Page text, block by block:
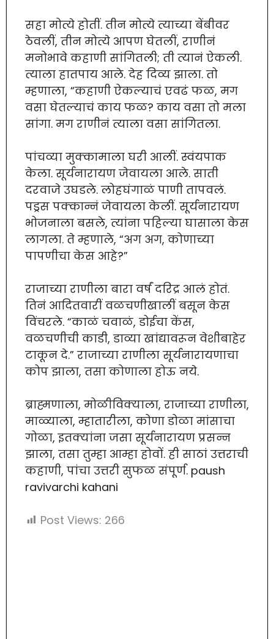
सहा मोत्ये होतीं. तीन मोत्ये त्याच्या बेंबीवर
ठेवलीं, तीन मोत्ये आपण घेतलीं, राणीनं
मनोभावे कहाणी सांगितली; ती त्यानं ऐकली.
त्याला हातपाय आले. देह दिव्य झाला. तो
म्हणाला, “कहाणी ऐकल्याचं एवढं फळ, मग
वसा घेतल्याचं काय फळ? काय वसा तो मला
सांगा. मग राणीनं त्याला वसा सांगितला.
पांचव्या मुक्कामाला घरी आलीं. स्वंयपाक
केला. सूर्यनारायण जेवायला आले. साती
दरवाजे उघडले. लोहघंगाळं पाणी तापवलं.
पड्रस पक्कान्नं जेवायला केलीं. सूर्यनारायण
भोजनाला बसले, त्यांना पहिल्या घासाला केस
लागला. ते म्हणाले, “अग अग, कोणाच्या
पापणीचा केस आहे?”
राजाच्या राणीला बारा वर्षं दरिद्र आलं होतं.
तिनं आदितवारीं वळचणीखालीं बसून केस
विंचरले. “काळं चवाळं, डोईचा केंस,
वळचणीची काडी, डाव्या खांद्यावरून वेशीबाहेर
टाकून दे.” राजाच्या राणीला सूर्यनारायणाचा
कोप झाला, तसा कोणाला होऊ नये.
ब्राह्मणाला, मोळीविक्याला, राजाच्या राणीला,
माळ्याला, म्हातारीला, कोणा डोळा मांसाचा
गोळा, इतक्यांना जसा सूर्यनारायण प्रसन्न
झाला, तसा तुम्हा आम्हा होवों. ही साठां उत्तराची
कहाणी, पांचा उत्तरी सुफळ संपूर्ण. paush
ravivarchi kahani
Post Views: 266